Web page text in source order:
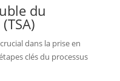
du
dans la prise en
clés du processus